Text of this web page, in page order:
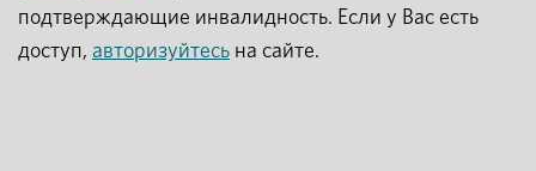
подтверждающие инвалидность. Если у Вас есть
доступ, авторизуйтесь на сайте.